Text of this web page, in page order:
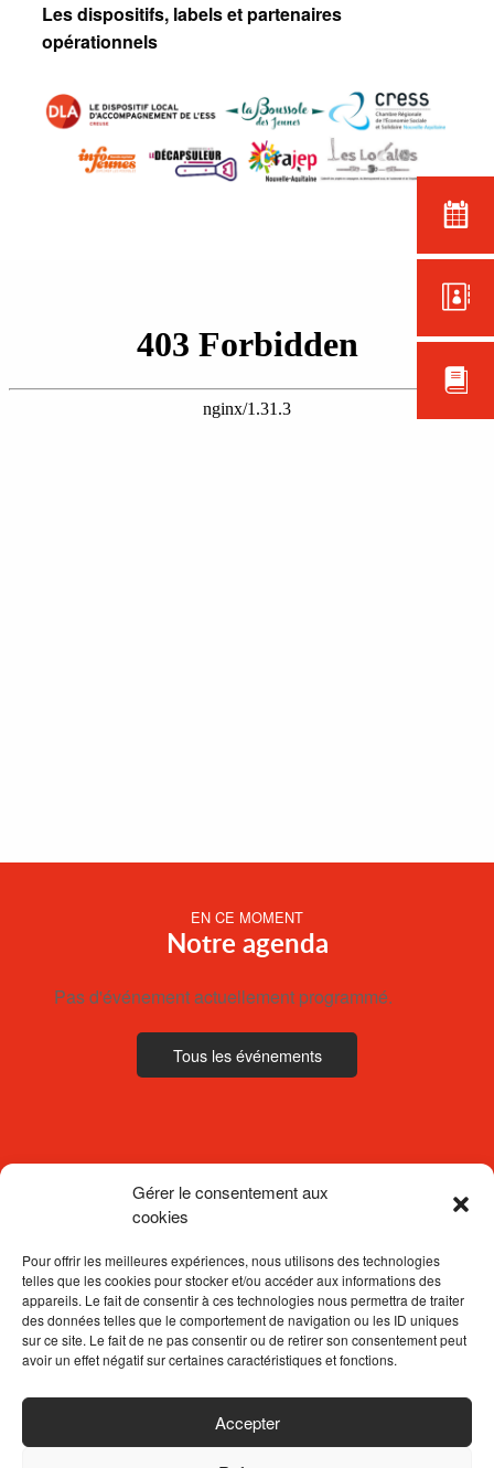
Gérer le consentement aux
cookies
Pour offrir les meilleures expériences, nous utilisons des technologies
telles que les cookies pour stocker et/ou accéder aux informations des
appareils. Le fait de consentir à ces technologies nous permettra de traiter
des données telles que le comportement de navigation ou les ID uniques
sur ce site. Le fait de ne pas consentir ou de retirer son consentement peut
avoir un effet négatif sur certaines caractéristiques et fonctions.
Accepter
Les dispositifs, labels et partenaires
opérationnels
EN CE MOMENT
Notre agenda
Pas d'événement actuellement programmé.
Tous les événements
ACCUEIL